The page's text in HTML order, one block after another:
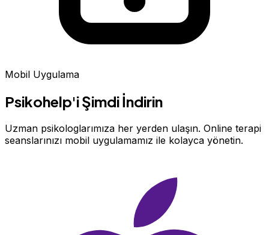
Mobil Uygulama
Psikohelp'i Şimdi İndirin
Uzman psikologlarımıza her yerden ulaşın. Online terapi
seanslarınızı mobil uygulamamız ile kolayca yönetin.